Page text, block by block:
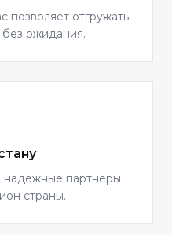
позволяет отгружать
ожидания.
надёжные партнёры
страны.